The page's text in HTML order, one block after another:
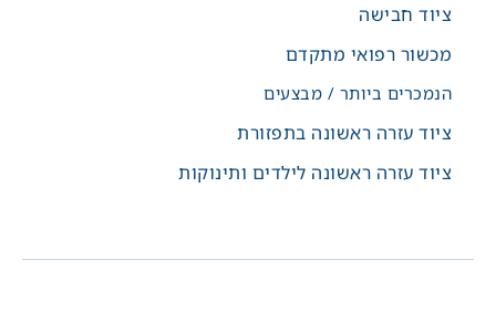
ציוד חבישה
מכשור רפואי מתקדם
הנמכרים ביותר / מבצעים
ציוד עזרה ראשונה בתפזורת
ציוד עזרה ראשונה לילדים ותינוקות